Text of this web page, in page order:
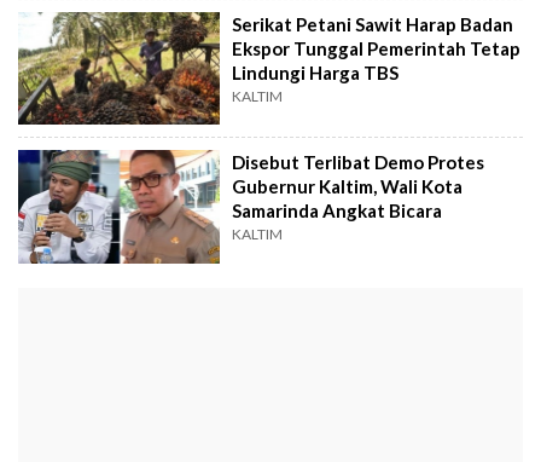
Serikat Petani Sawit Harap Badan
Ekspor Tunggal Pemerintah Tetap
Lindungi Harga TBS
KALTIM
Disebut Terlibat Demo Protes
Gubernur Kaltim, Wali Kota
Samarinda Angkat Bicara
KALTIM